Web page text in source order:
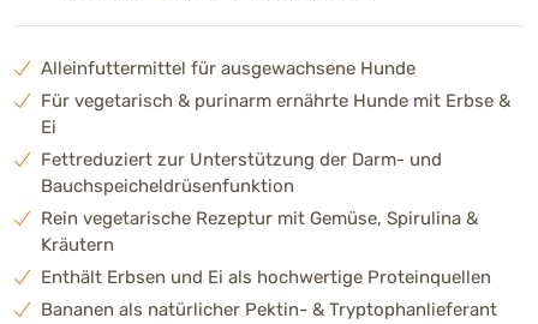
Alleinfuttermittel für ausgewachsene Hunde
Für vegetarisch & purinarm ernährte Hunde mit Erbse &
Ei
Fettreduziert zur Unterstützung der Darm- und
Bauchspeicheldrüsenfunktion
Rein vegetarische Rezeptur mit Gemüse, Spirulina &
Kräutern
Enthält Erbsen und Ei als hochwertige Proteinquellen
Bananen als natürlicher Pektin- & Tryptophanlieferant